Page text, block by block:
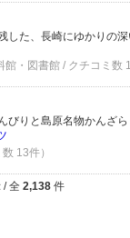
した、長崎にゆかりの
館・図書館 / クチコミ数
びりと島原名物かんざ
13件）
/ 全 2,138 件